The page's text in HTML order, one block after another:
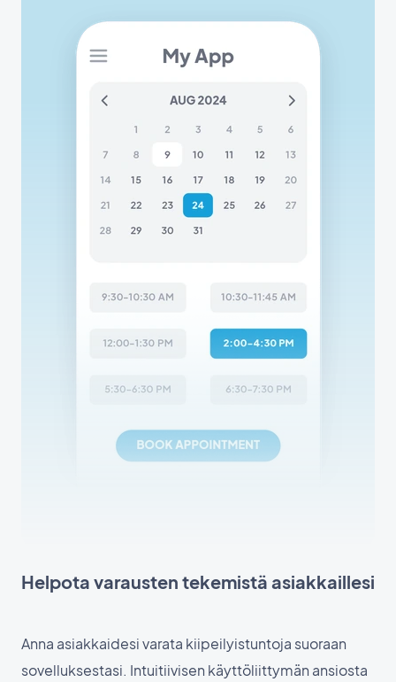
Helpota varausten tekemistä asiakkaillesi
Anna asiakkaidesi varata kiipeilyistuntoja suoraan
sovelluksestasi. Intuitiivisen käyttöliittymän ansiosta